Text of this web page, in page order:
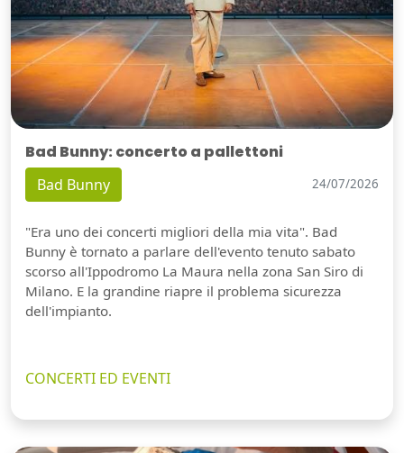
Bad Bunny: concerto a pallettoni
Bad Bunny 24/07/2026
"Era uno dei concerti migliori della mia vita". Bad
Bunny è tornato a parlare dell'evento tenuto sabato
scorso all'Ippodromo La Maura nella zona San Siro di
Milano. E la grandine riapre il problema sicurezza
dell'impianto.
CONCERTI ED EVENTI